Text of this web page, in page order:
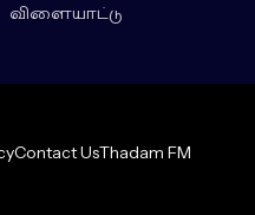
விளையாட்டு
Contact UsThadam FM